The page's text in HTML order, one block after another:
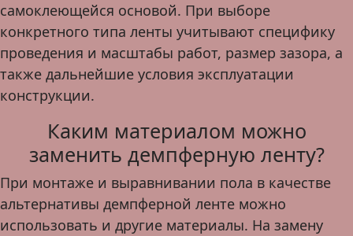
самоклеющейся основой. При выборе
конкретного типа ленты учитывают специфику
проведения и масштабы работ, размер зазора, а
также дальнейшие условия эксплуатации
конструкции.
Каким материалом можно
заменить демпферную ленту?
При монтаже и выравнивании пола в качестве
альтернативы демпферной ленте можно
использовать и другие материалы. На замену